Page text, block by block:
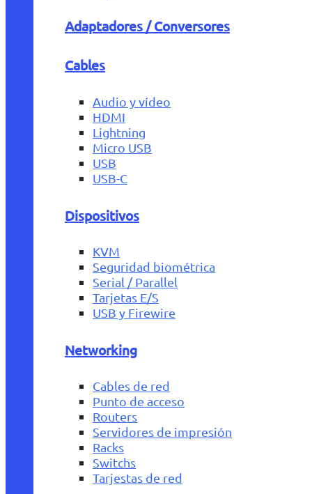
Adaptadores / Conversores
Cables
Audio y vídeo
HDMI
Lightning
Micro USB
USB
USB-C
Dispositivos
KVM
Seguridad biométrica
Serial / Parallel
Tarjetas E/S
USB y Firewire
Networking
Cables de red
Punto de acceso
Routers
Servidores de impresión
Racks
Switchs
Tarjestas de red